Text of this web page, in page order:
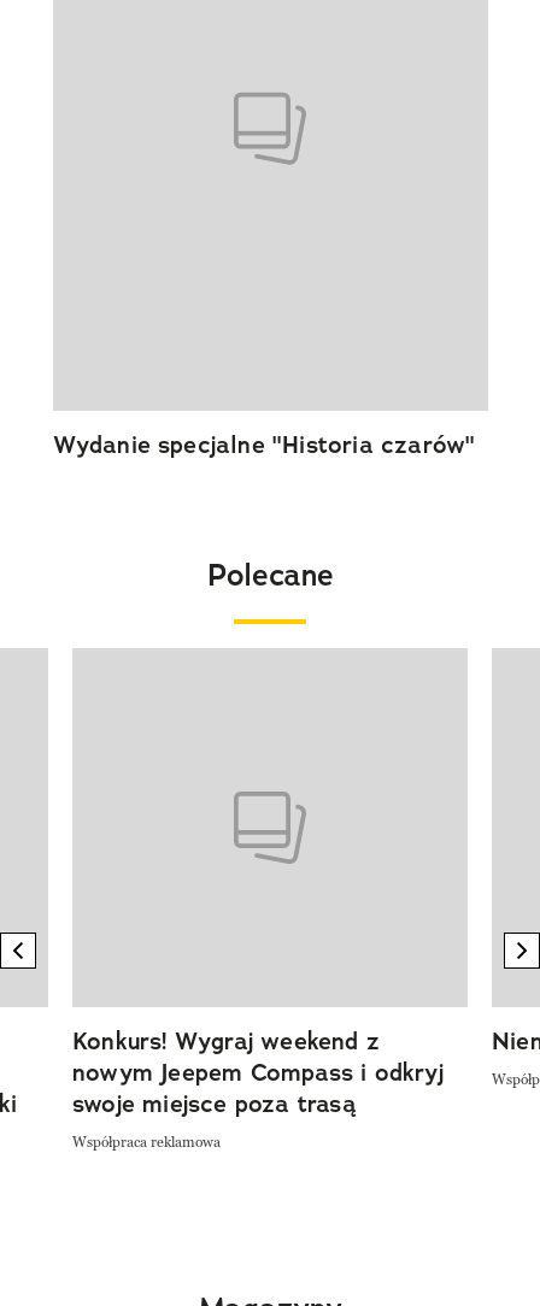
Wydanie specjalne "Historia czarów"
Polecane
previous element
Konkurs! Wygraj weekend z
nowym Jeepem Compass i odkryj
swoje miejsce poza trasą
Współpraca reklamowa